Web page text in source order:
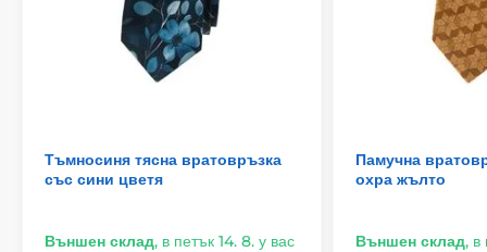
Тъмносиня тясна вратовръзка
със сини цветя
Външен склад, в петък 14. 8. у вас
Памучна
охра жълто
Външен склад, в